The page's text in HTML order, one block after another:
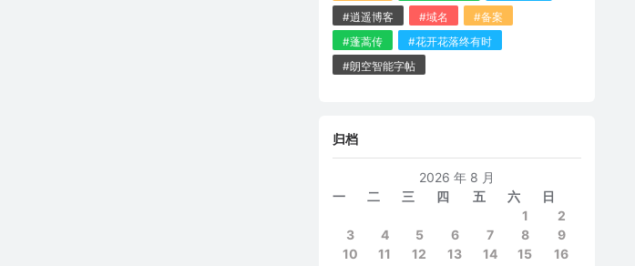
#逍遥博客
#域名
#备案
#蓬蒿传
#花开花落终有时
#朗空智能字帖
归档
2026 年 8 月
一
二 三 四 五 六
日
1
2
3
4 5 6 7 8
9
10
11 12 13 14 15
16